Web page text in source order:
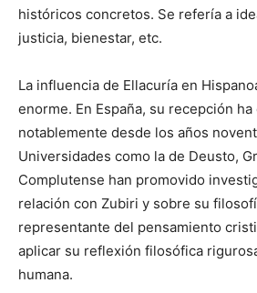
históricos concretos. Se refería a
justicia, bienestar, etc.
La influencia de Ellacuría en
enorme. En España, su recepción
notablemente desde los años
Universidades como la de Deusto,
Complutense han promovido
relación con Zubiri y sobre su
representante del pensamiento
aplicar su reflexión filosófica
humana.